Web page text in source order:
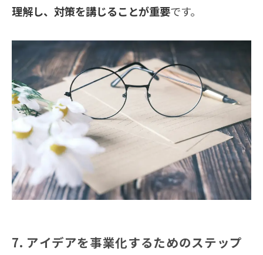
理解し、対策を講じることが重要です。
7. アイデアを事業化するためのステップ